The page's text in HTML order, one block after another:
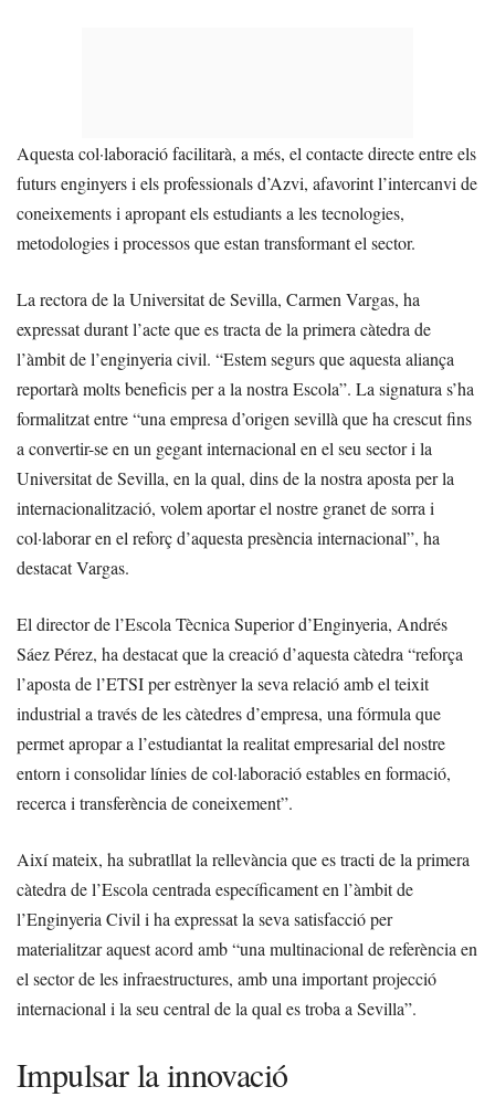
Aquesta col·laboració facilitarà, a més, el contacte directe entre els
futurs enginyers i els professionals d’Azvi, afavorint l’intercanvi de
coneixements i apropant els estudiants a les tecnologies,
metodologies i processos que estan transformant el sector.
La rectora de la Universitat de Sevilla, Carmen Vargas, ha
expressat durant l’acte que es tracta de la primera càtedra de
l’àmbit de l’enginyeria civil. “Estem segurs que aquesta aliança
reportarà molts beneficis per a la nostra Escola”. La signatura s’ha
formalitzat entre “una empresa d’origen sevillà que ha crescut fins
a convertir-se en un gegant internacional en el seu sector i la
Universitat de Sevilla, en la qual, dins de la nostra aposta per la
internacionalització, volem aportar el nostre granet de sorra i
col·laborar en el reforç d’aquesta presència internacional”, ha
destacat Vargas.
El director de l’Escola Tècnica Superior d’Enginyeria, Andrés
Sáez Pérez, ha destacat que la creació d’aquesta càtedra “reforça
l’aposta de l’ETSI per estrènyer la seva relació amb el teixit
industrial a través de les càtedres d’empresa, una fórmula que
permet apropar a l’estudiantat la realitat empresarial del nostre
entorn i consolidar línies de col·laboració estables en formació,
recerca i transferència de coneixement”.
Així mateix, ha subratllat la rellevància que es tracti de la primera
càtedra de l’Escola centrada específicament en l’àmbit de
l’Enginyeria Civil i ha expressat la seva satisfacció per
materialitzar aquest acord amb “una multinacional de referència en
el sector de les infraestructures, amb una important projecció
internacional i la seu central de la qual es troba a Sevilla”.
Impulsar la innovació